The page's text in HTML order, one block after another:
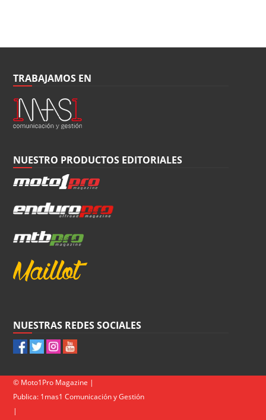
TRABAJAMOS EN
NUESTRO PRODUCTOS EDITORIALES
NUESTRAS REDES SOCIALES
© Moto1Pro Magazine |
Publica: 1mas1 Comunicación y Gestión
|